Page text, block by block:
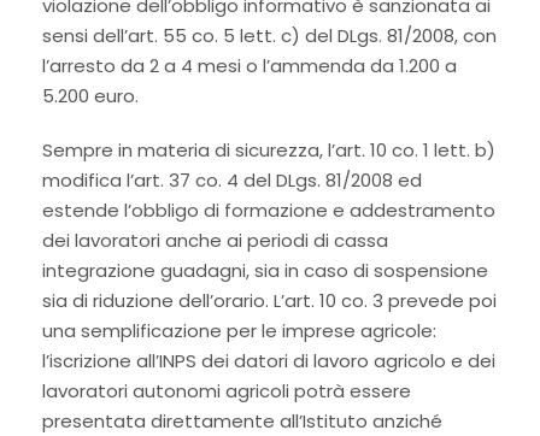
violazione dell’obbligo informativo è sanzionata ai
sensi dell’art. 55 co. 5 lett. c) del DLgs. 81/2008, con
l’arresto da 2 a 4 mesi o l’ammenda da 1.200 a
5.200 euro.
Sempre in materia di sicurezza, l’art. 10 co. 1 lett. b)
modifica l’art. 37 co. 4 del DLgs. 81/2008 ed
estende l’obbligo di formazione e addestramento
dei lavoratori anche ai periodi di cassa
integrazione guadagni, sia in caso di sospensione
sia di riduzione dell’orario. L’art. 10 co. 3 prevede poi
una semplificazione per le imprese agricole:
l’iscrizione all’INPS dei datori di lavoro agricolo e dei
lavoratori autonomi agricoli potrà essere
presentata direttamente all’Istituto anziché